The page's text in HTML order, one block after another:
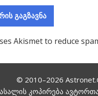
Akismet to reduce
© 2010–2026
კოპირება